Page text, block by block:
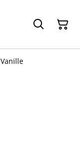
Vanille